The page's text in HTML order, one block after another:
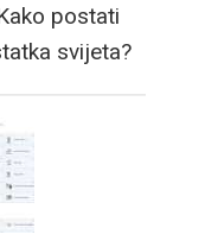
postati
svijeta?